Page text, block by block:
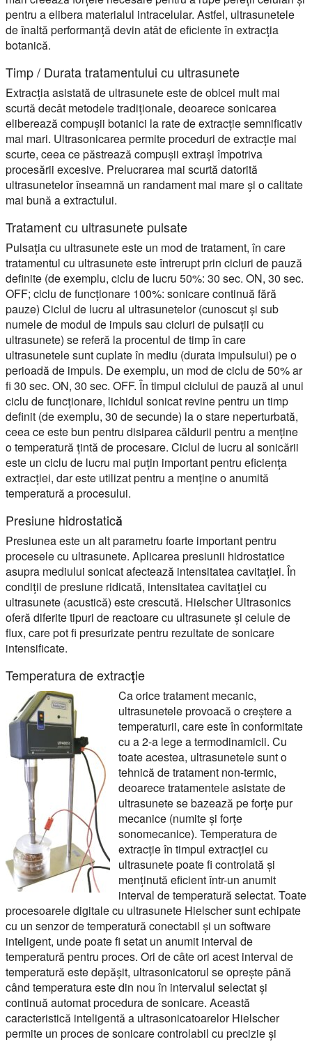
pentru a elibera materialul intracelular. Astfel, ultrasunetele
de înaltă performanță devin atât de eficiente în extracția
botanică.
Timp / Durata tratamentului cu ultrasunete
Extracția asistată de ultrasunete este de obicei mult mai
scurtă decât metodele tradiționale, deoarece sonicarea
eliberează compușii botanici la rate de extracție semnificativ
mai mari. Ultrasonicarea permite proceduri de extracție mai
scurte, ceea ce păstrează compușii extrași împotriva
procesării excesive. Prelucrarea mai scurtă datorită
ultrasunetelor înseamnă un randament mai mare și o calitate
mai bună a extractului.
Tratament cu ultrasunete pulsate
Pulsația cu ultrasunete este un mod de tratament, în care
tratamentul cu ultrasunete este întrerupt prin cicluri de pauză
definite (de exemplu, ciclu de lucru 50%: 30 sec. ON, 30 sec.
OFF; ciclu de funcționare 100%: sonicare continuă fără
pauze) Ciclul de lucru al ultrasunetelor (cunoscut și sub
numele de modul de impuls sau cicluri de pulsații cu
ultrasunete) se referă la procentul de timp în care
ultrasunetele sunt cuplate în mediu (durata impulsului) pe o
perioadă de impuls. De exemplu, un mod de ciclu de 50% ar
fi 30 sec. ON, 30 sec. OFF. În timpul ciclului de pauză al unui
ciclu de funcționare, lichidul sonicat revine pentru un timp
definit (de exemplu, 30 de secunde) la o stare neperturbată,
ceea ce este bun pentru disiparea căldurii pentru a menține
o temperatură țintă de procesare. Ciclul de lucru al sonicării
este un ciclu de lucru mai puțin important pentru eficiența
extracției, dar este utilizat pentru a menține o anumită
temperatură a procesului.
Presiune hidrostatică
Presiunea este un alt parametru foarte important pentru
procesele cu ultrasunete. Aplicarea presiunii hidrostatice
asupra mediului sonicat afectează intensitatea cavitației. În
condiții de presiune ridicată, intensitatea cavitației cu
ultrasunete (acustică) este crescută. Hielscher Ultrasonics
oferă diferite tipuri de reactoare cu ultrasunete și celule de
flux, care pot fi presurizate pentru rezultate de sonicare
intensificate.
Temperatura de extracție
Ca orice tratament mecanic,
ultrasunetele provoacă o creștere a
temperaturii, care este în conformitate
cu a 2-a lege a termodinamicii. Cu
toate acestea, ultrasunetele sunt o
tehnică de tratament non-termic,
deoarece tratamentele asistate de
ultrasunete se bazează pe forțe pur
mecanice (numite și forțe
sonomecanice). Temperatura de
extracție în timpul extracției cu
ultrasunete poate fi controlată și
menținută eficient într-un anumit
interval de temperatură selectat. Toate
procesoarele digitale cu ultrasunete Hielscher sunt echipate
cu un senzor de temperatură conectabil și un software
inteligent, unde poate fi setat un anumit interval de
temperatură pentru proces. Ori de câte ori acest interval de
temperatură este depășit, ultrasonicatorul se oprește până
când temperatura este din nou în intervalul selectat și
continuă automat procedura de sonicare. Această
caracteristică inteligentă a ultrasonicatoarelor Hielscher
permite un proces de sonicare controlabil cu precizie și